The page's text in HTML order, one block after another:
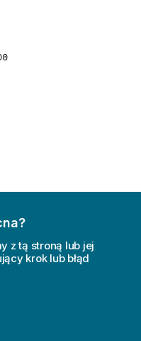
z tą stroną lub jej
krok lub błąd